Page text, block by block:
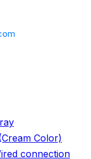
Color)
connection